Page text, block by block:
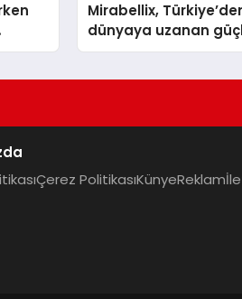
Mirabellix,
dünyaya uzanan
büyümesini
Çerez PolitikasıKünyeReklam